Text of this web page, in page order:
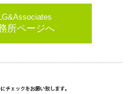
所ページへ